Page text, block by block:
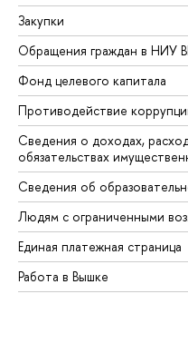
Закупки
Обращения граждан в НИУ
Фонд целевого капитала
Противодействие
Сведения о доходах,
обязательствах
Сведения об
Людям с ограниченными
Единая платежная страница
Работа в Вышке